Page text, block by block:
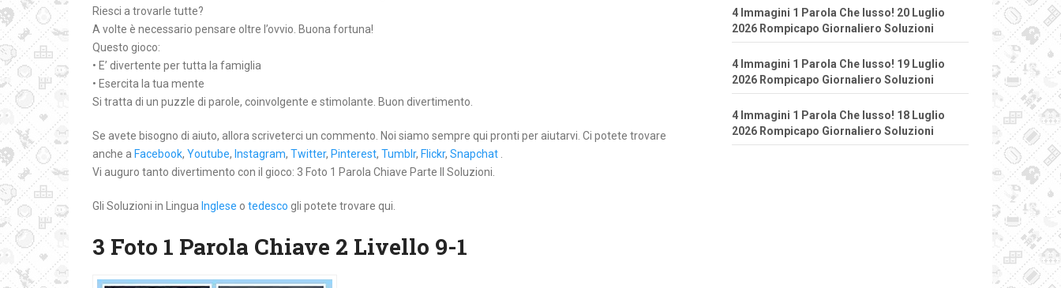
Riesci a trovarle tutte?
A volte è necessario pensare oltre l’ovvio. Buona fortuna!
Questo gioco:
• E’ divertente per tutta la famiglia
• Esercita la tua mente
Si tratta di un puzzle di parole, coinvolgente e stimolante. Buon divertimento.
Se avete bisogno di aiuto, allora scriveterci un commento. Noi siamo sempre qui pronti per aiutarvi. Ci potete trovare
anche a Facebook, Youtube, Instagram, Twitter, Pinterest, Tumblr, Flickr, Snapchat
Vi auguro tanto divertimento con il gioco: 3 Foto 1 Parola Chiave Parte II Soluzioni.
Gli Soluzioni in Lingua Inglese o tedesco gli potete trovare qui.
3 Foto 1 Parola Chiave 2 Livello 9-1
4 Immagini 1 Parola Che lusso! 20 Luglio
2026 Rompicapo Giornaliero Soluzioni
4 Immagini 1 Parola Che lusso! 19 Luglio
2026 Rompicapo Giornaliero Soluzioni
4 Immagini 1 Parola Che lusso! 18 Luglio
2026 Rompicapo Giornaliero Soluzioni